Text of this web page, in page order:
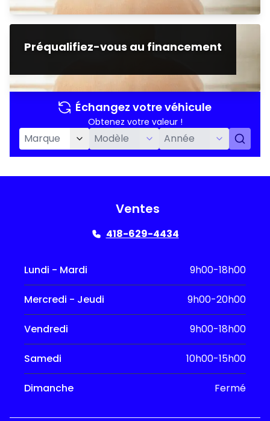
Préqualifiez-vous au financement
Échangez votre véhicule
Obtenez votre valeur !
Ventes
418-629-4434
Lundi - Mardi 9h00-18h00
Mercredi - Jeudi 9h00-20h00
Vendredi 9h00-18h00
Samedi 10h00-15h00
Dimanche Fermé